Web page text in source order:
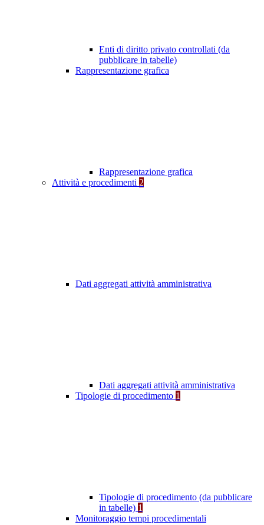
Enti di diritto privato controllati (da
pubblicare in tabelle)
Rappresentazione grafica
Rappresentazione grafica
Attività e procedimenti 2
Dati aggregati attività amministrativa
Dati aggregati attività amministrativa
Tipologie di procedimento 1
Tipologie di procedimento (da pubblicare
in tabelle) 1
Monitoraggio tempi procedimentali